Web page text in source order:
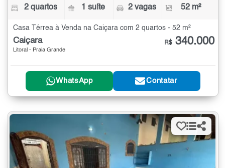
2 quartos 1 suíte 2 vagas 52 m²
Casa Térrea à Venda na Caiçara com 2 quartos - 52 m²
Caiçara
Litoral - Praia Grande
R$ 340.000
WhatsApp Contatar